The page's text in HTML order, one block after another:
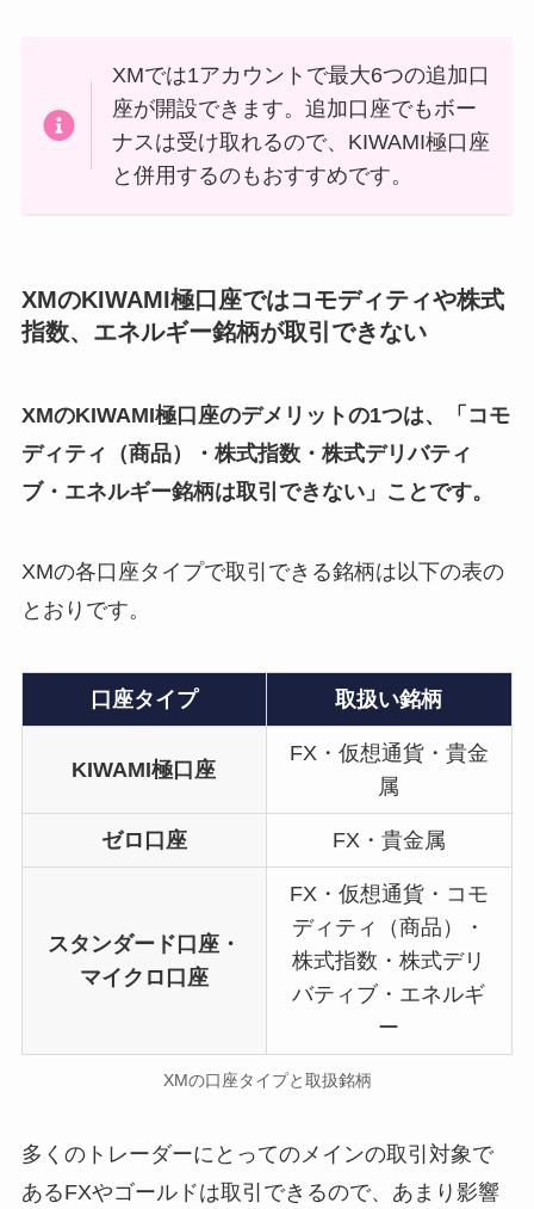
XMでは1アカウントで最大6つの追加口
座が開設できます。追加口座でもボー
ナスは受け取れるので、KIWAMI極口座
と併用するのもおすすめです。
XMのKIWAMI極口座ではコモディティや株式
指数、エネルギー銘柄が取引できない
XMのKIWAMI極口座のデメリットの1つは、「コモ
ディティ（商品）・株式指数・株式デリバティ
ブ・エネルギー銘柄は取引できない」ことです。
XMの各口座タイプで取引できる銘柄は以下の表の
とおりです。
口座タイプ 取扱い銘柄
KIWAMI極口座
FX・仮想通貨・貴金
属
ゼロ口座 FX・貴金属
スタンダード口座・
マイクロ口座
FX・仮想通貨・コモ
ディティ（商品）・
株式指数・株式デリ
バティブ・エネルギ
ー
XMの口座タイプと取扱銘柄
多くのトレーダーにとってのメインの取引対象で
あるFXやゴールドは取引できるので、あまり影響